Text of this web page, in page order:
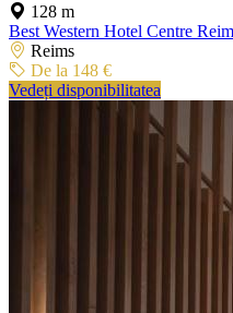
128 m
Best Western Hotel Centre
Reims
De la 148 €
Vedeți disponibilitatea